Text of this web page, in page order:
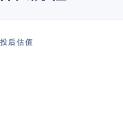
后估值